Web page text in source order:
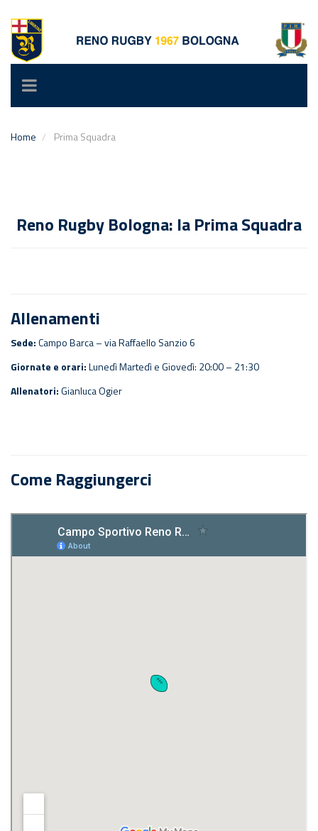
Toggle
navigation
Home Prima Squadra
Reno Rugby Bologna: la Prima Squadra
Allenamenti
Sede:Campo Barca – via Raffaello Sanzio 6
Giornate e orari:Lunedì Martedì e Giovedì: 20:00 – 21:30
Allenatori:Gianluca Ogier
Come Raggiungerci